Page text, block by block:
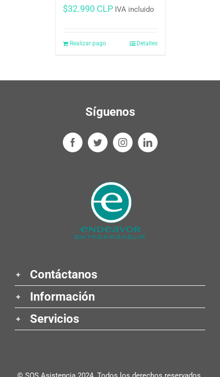
$32.990 CLP IVA incluido
Realizar pago Detalles
Síguenos
Contáctanos
Información
Servicios